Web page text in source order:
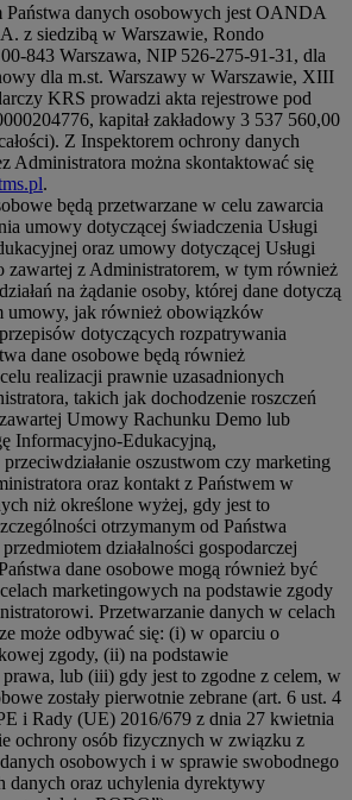
Państwa danych osobowych jest OANDA
z siedzibą w Warszawie, Rondo
843 Warszawa, NIP 526-275-91-31, dla
dla m.st. Warszawy w Warszawie, XIII
KRS prowadzi akta rejestrowe pod
kapitał zakładowy 3 537 560,00
Z Inspektorem ochrony danych
Administratora można skontaktować się
.
będą przetwarzane w celu zawarcia
umowy dotyczącej świadczenia Usługi
oraz umowy dotyczącej Usługi
zawartej z Administratorem, w tym również
na żądanie osoby, której dane dotyczą
umowy, jak również obowiązków
dotyczących rozpatrywania
dane osobowe będą również
realizacji prawnie uzasadnionych
takich jak dochodzenie roszczeń
Umowy Rachunku Demo lub
Informacyjno-Edukacyjną,
oszustwom czy marketing
oraz kontakt z Państwem w
niż określone wyżej, gdy jest to
otrzymanym od Państwa
działalności gospodarczej
dane osobowe mogą również być
marketingowych na podstawie zgody
Przetwarzanie danych w celach
może odbywać się: (i) w oparciu o
zgody, (ii) na podstawie
lub (iii) gdy jest to zgodne z celem, w
zostały pierwotnie zebrane (art. 6 ust. 4
i Rady (UE) 2016/679 z dnia 27 kwietnia
ochrony osób fizycznych w związku z
osobowych i w sprawie swobodnego
danych oraz uchylenia dyrektywy